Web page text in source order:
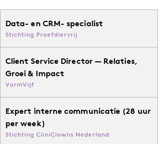
Data- en CRM- specialist
Stichting Proefdiervrij
Client Service Director — Relaties,
Groei & Impact
VormVijf
Expert interne communicatie (28 uur
per week)
Stichting CliniClowns Nederland